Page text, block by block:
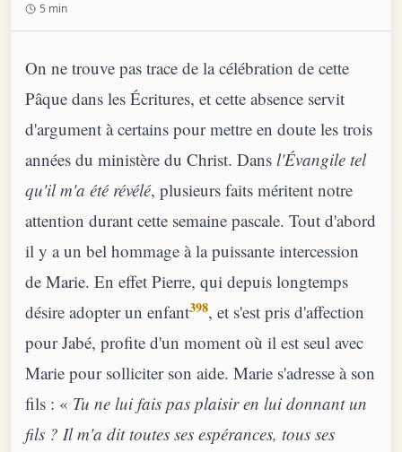
5 min
On ne trouve pas trace de la célébration de cette
Pâque dans les Écritures, et cette absence servit
d'argument à certains pour mettre en doute les trois
années du ministère du Christ. Dans l'Évangile tel
qu'il m'a été révélé, plusieurs faits méritent notre
attention durant cette semaine pascale. Tout d'abord
il y a un bel hommage à la puissante intercession
de Marie. En effet Pierre, qui depuis longtemps
désire adopter un enfant398, et s'est pris d'affection
pour Jabé, profite d'un moment où il est seul avec
Marie pour solliciter son aide. Marie s'adresse à son
fils : « Tu ne lui fais pas plaisir en lui donnant un
fils ? Il m'a dit toutes ses espérances, tous ses